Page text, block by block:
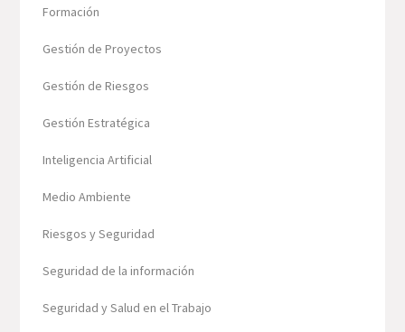
Formación
Gestión de Proyectos
Gestión de Riesgos
Gestión Estratégica
Inteligencia Artificial
Medio Ambiente
Riesgos y Seguridad
Seguridad de la información
Seguridad y Salud en el Trabajo